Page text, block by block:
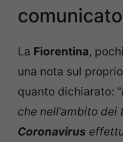
La Fiorentina,
una nota sul
quanto dichiarato: “
che nell’ambito
Coronavirus